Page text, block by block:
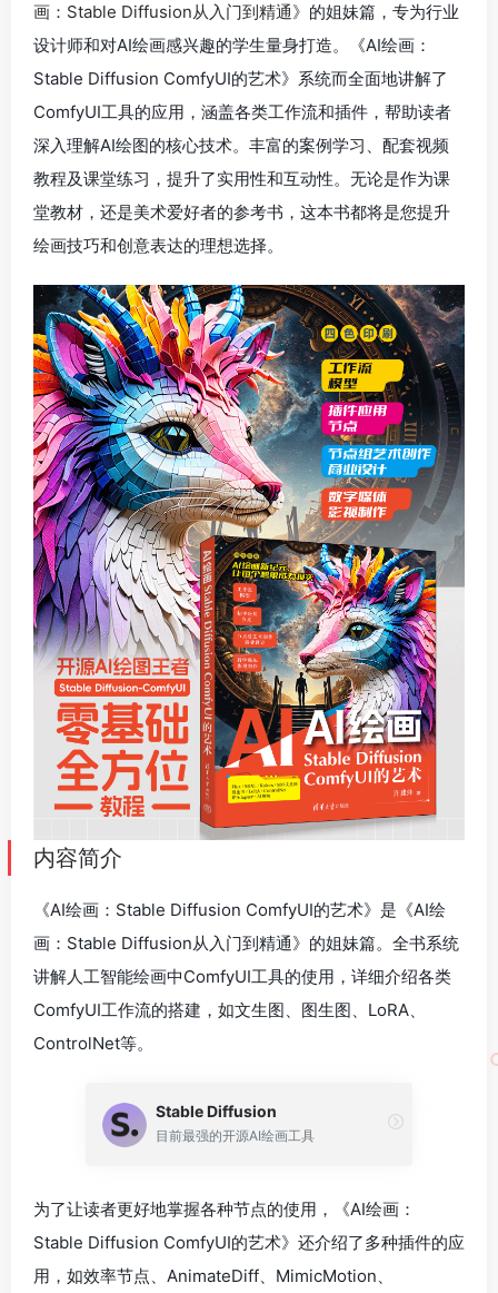
画：Stable Diffusion从入门到精通》 的姐妹篇，专为行业
设计师和对AI绘画感兴趣的学生量身打造。《AI绘画：
Stable Diffusion ComfyUI的艺术》系统而全面地讲解了
ComfyUI工具的应用，涵盖各类工作流和插件，帮助读者
深入理解AI绘图的核心技术。丰富的案例学习、配套视频
教程及课堂练习，提升了实用性和互动性。无论是作为课
堂教材，还是美术爱好者的参考书，这本书都将是您提升
绘画技巧和创意表达的理想选择。
内容简介
《AI绘画：Stable Diffusion ComfyUI的艺术》是《AI绘
画：Stable Diffusion从入门到精通》的姐妹篇。全书系统
讲解人工智能绘画中ComfyUI工具的使用，详细介绍各类
ComfyUI工作流的搭建，如文生图、图生图、LoRA、
ControlNet等。
Stable Diffusion
目前最强的开源AI绘画工具
为了让读者更好地掌握各种节点的使用，《AI绘画：
Stable Diffusion ComfyUI的艺术》还介绍了多种插件的应
用，如效率节点、AnimateDiff、MimicMotion、